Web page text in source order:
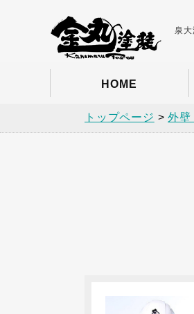
泉
HOME
トップページ >外壁